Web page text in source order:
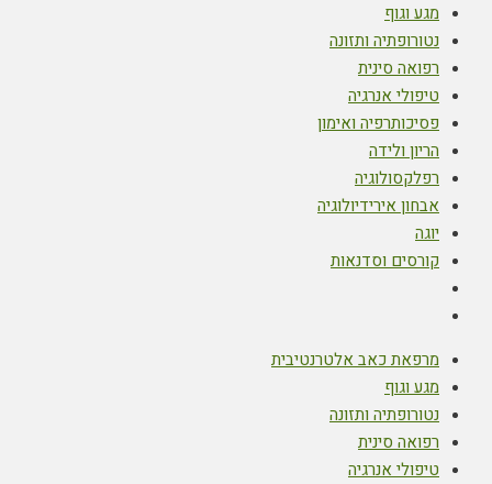
מגע וגוף
נטורופתיה ותזונה
רפואה סינית
טיפולי אנרגיה
פסיכותרפיה ואימון
הריון ולידה
רפלקסולוגיה
אבחון אירידיולוגיה
יוגה
קורסים וסדנאות
מרפאת כאב אלטרנטיבית
מגע וגוף
נטורופתיה ותזונה
רפואה סינית
טיפולי אנרגיה